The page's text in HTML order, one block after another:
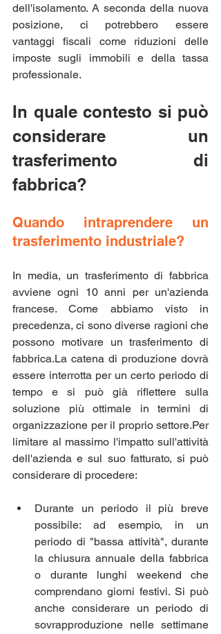
dell'isolamento. A seconda della nuova
posizione, ci potrebbero essere
vantaggi fiscali come riduzioni delle
imposte sugli immobili e della tassa
professionale.
In quale contesto si può
considerare un
trasferimento di
fabbrica?
Quando intraprendere un
trasferimento industriale?
In media, un trasferimento di fabbrica
avviene ogni 10 anni per un'azienda
francese. Come abbiamo visto in
precedenza, ci sono diverse ragioni che
possono motivare un trasferimento di
fabbrica.La catena di produzione dovrà
essere interrotta per un certo periodo di
tempo e si può già riflettere sulla
soluzione più ottimale in termini di
organizzazione per il proprio settore.Per
limitare al massimo l'impatto sull'attività
dell'azienda e sul suo fatturato, si può
considerare di procedere:
Durante un periodo il più breve
possibile: ad esempio, in un
periodo di "bassa attività", durante
la chiusura annuale della fabbrica
o durante lunghi weekend che
comprendano giorni festivi. Si può
anche considerare un periodo di
sovrapproduzione nelle settimane